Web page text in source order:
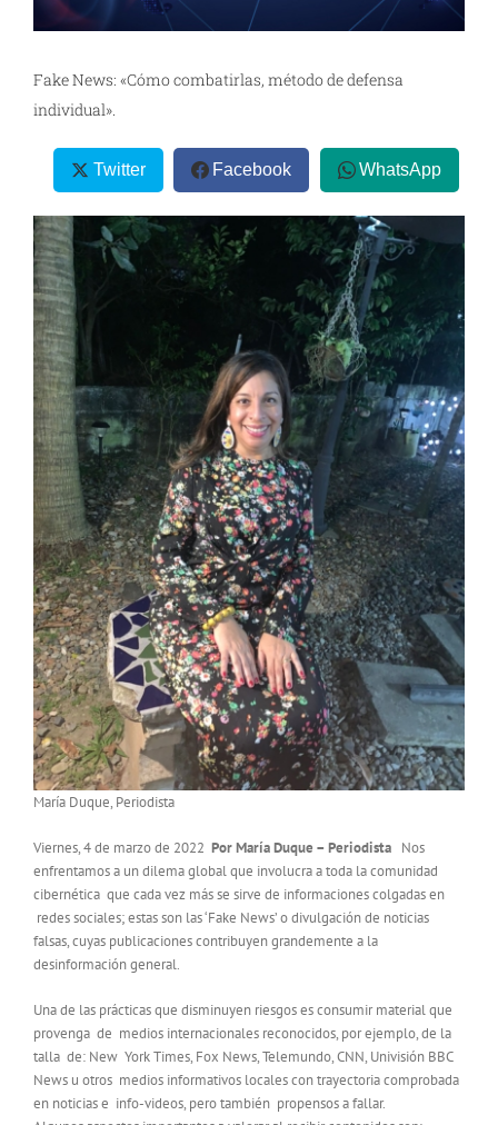
Fake News: «Cómo combatirlas, método de defensa
individual».
Twitter Facebook WhatsApp
María Duque, Periodista
Viernes, 4 de marzo de 2022 Por María Duque – Periodista Nos
enfrentamos a un dilema global que involucra a toda la comunidad
cibernética que cada vez más se sirve de informaciones colgadas en
redes sociales; estas son las ‘Fake News’ o divulgación de noticias
falsas, cuyas publicaciones contribuyen grandemente a la
desinformación general.
Una de las prácticas que disminuyen riesgos es consumir material que
provenga de medios internacionales reconocidos, por ejemplo, de la
talla de: New York Times, Fox News, Telemundo, CNN, Univisión BBC
News u otros medios informativos locales con trayectoria comprobada
en noticias e info-videos, pero también propensos a fallar.